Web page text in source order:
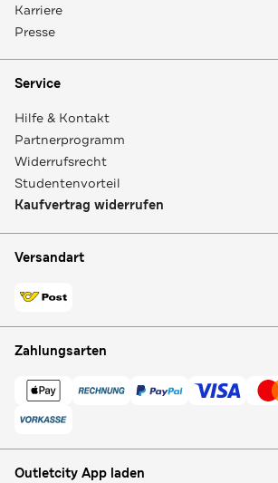
Karriere
Presse
Service
Hilfe & Kontakt
Partnerprogramm
Widerrufsrecht
Studentenvorteil
Kaufvertrag widerrufen
Versandart
Zahlungsarten
Outletcity App laden